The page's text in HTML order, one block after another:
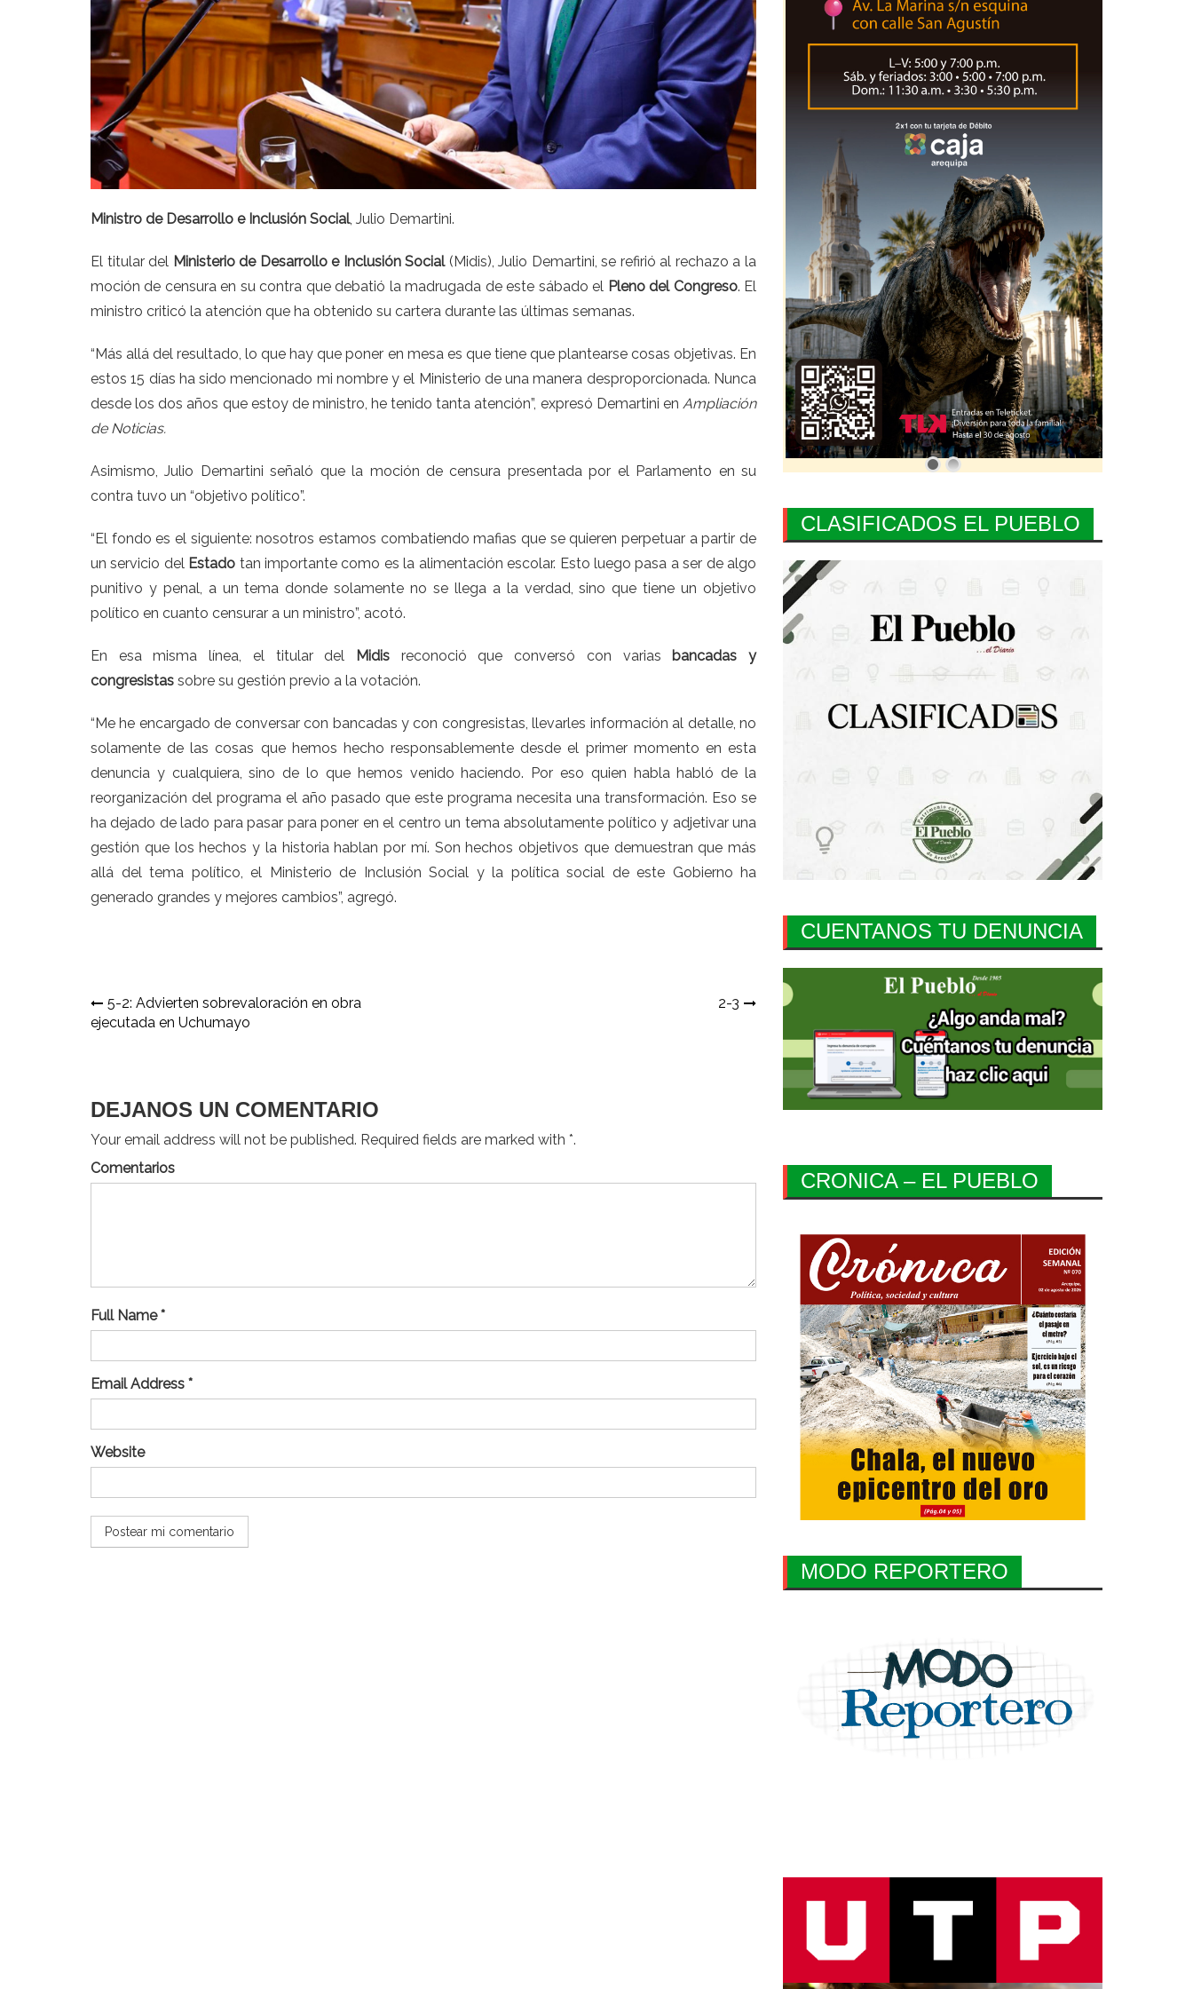
Ministro de Desarrollo e Inclusión Social, Julio Demartini.
El titular del Ministerio de Desarrollo e Inclusión Social ( Midis),Julio Demartini, se refirió al rechazo a la
moción de censura en su contra que debatió la madrugada de este sábado el Pleno del Congreso. El
ministro criticó la atención que ha obtenido su cartera durante las últimas semanas.
“Más allá del resultado, lo que hay que poner en mesa es que tiene que plantearse cosas objetivas. En
estos 15 días ha sido mencionado mi nombre y el Ministerio de una manera desproporcionada. Nunca
desde los dos años que estoy de ministro, he tenido tanta atención”, expresó Demartini en Ampliación
de Noticias.
Asimismo,Julio Demartiniseñaló que la moción de censura presentada por el Parlamento en su
contra tuvo un “objetivo político”.
“El fondo es el siguiente: nosotros estamos combatiendo mafias que se quieren perpetuar a partir de
un servicio del Estado tan importante como es la alimentación escolar. Esto luego pasa a ser de algo
punitivo y penal, a un tema donde solamente no se llega a la verdad, sino que tiene un objetivo
político en cuanto censurar a un ministro”, acotó.
En esa misma línea, el titular del Midis reconoció que conversó con varias bancadas y
congresistas sobre su gestión previo a la votación.
“Me he encargado de conversar con bancadas y con congresistas, llevarles información al detalle, no
solamente de las cosas que hemos hecho responsablemente desde el primer momento en esta
denuncia y cualquiera, sino de lo que hemos venido haciendo. Por eso quien habla habló de la
reorganización del programa el año pasado que este programa necesita una transformación. Eso se
ha dejado de lado para pasar para poner en el centro un tema absolutamente político y adjetivar una
gestión que los hechos y la historia hablan por mí. Son hechos objetivos que demuestran que más
allá del tema político, el
Ministerio de Inclusión Social y la política social de este Gobierno ha
generado grandes y mejores cambios”, agregó.
Navegación
de
5-2: Advierten sobrevaloración en obra
ejecutada en Uchumayo
2-3
DEJANOS UN COMENTARIO
Your email address will not be published. Required fields are marked with *.
Comentarios
Full Name *
Email Address *
Website
CLASIFICADOS EL PUEBLO
CUENTANOS TU DENUNCIA
CRONICA – EL PUEBLO
MODO REPORTERO